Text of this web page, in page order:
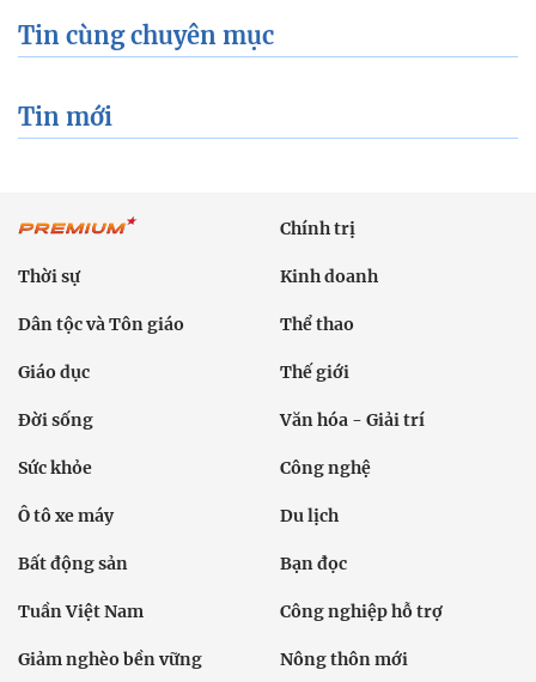
Tin cùng chuyên mục
Tin mới
Chính trị
Thời sự Kinh doanh
Dân tộc và Tôn giáo Thể thao
Giáo dục Thế giới
Đời sống Văn hóa - Giải trí
Sức khỏe Công nghệ
Ô tô xe máy Du lịch
Bất động sản Bạn đọc
Tuần Việt Nam Công nghiệp hỗ trợ
Giảm nghèo bền vững Nông thôn mới